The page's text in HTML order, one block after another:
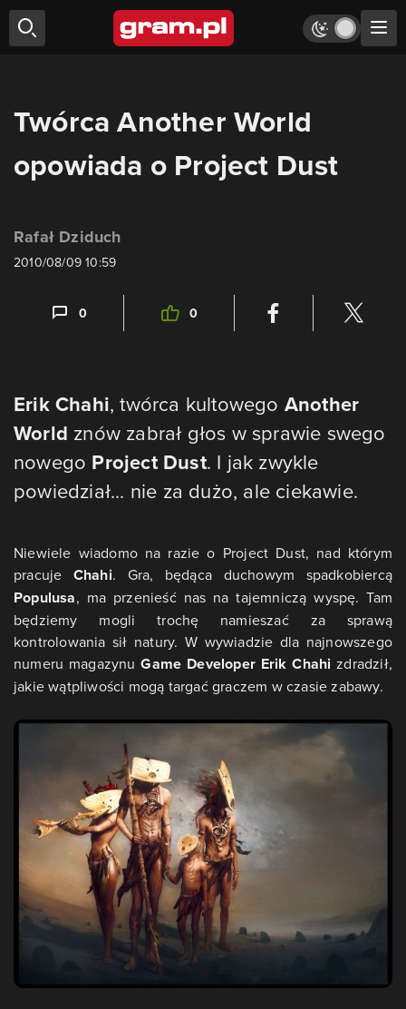
Twórca Another World
opowiada o Project Dust
Rafał Dziduch
2010/08/09 10:59
0 0
Erik Chahi, twórca kultowego Another
World znów zabrał głos w sprawie swego
nowego Project Dust. I jak zwykle
powiedział... nie za dużo, ale ciekawie.
Niewiele wiadomo na razie o Project Dust, nad którym
pracuje Chahi. Gra, będąca duchowym spadkobiercą
Populusa, ma przenieść nas na tajemniczą wyspę. Tam
będziemy mogli trochę namieszać za sprawą
kontrolowania sił natury. W wywiadzie dla najnowszego
numeru magazynuGame Developer Erik Chahi zdradził,
jakie wątpliwości mogą targać graczem w czasie zabawy.